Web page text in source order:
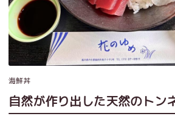
海鮮丼
自然が作り出した天然のトン